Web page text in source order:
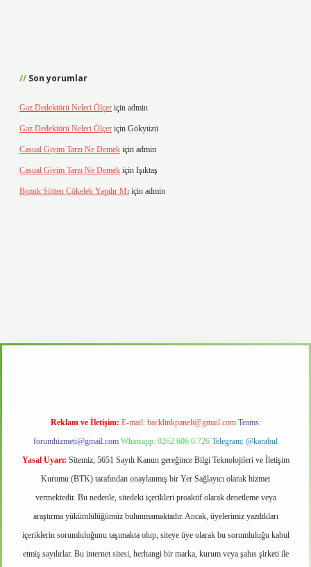
Son yorumlar
Gaz Dedektörü Neleri Ölçer için admin
Gaz Dedektörü Neleri Ölçer için Gökyüzü
Casual Giyim Tarzı Ne Demek için admin
Casual Giyim Tarzı Ne Demek için Işıktaş
Bozuk Sütten Çökelek Yapılır Mı için admin
Reklam ve İletişim: E-mail: backlinkpaneli@gmail.com Teams:
forumhizmeti@gmail.com Whatsapp: 0262 606 0 726 Telegram: @karabul
Yasal Uyarı: Sitemiz, 5651 Sayılı Kanun gereğince Bilgi Teknolojileri ve İletişim
Kurumu (BTK) tarafından onaylanmış bir Yer Sağlayıcı olarak hizmet
vermektedir. Bu nedenle, sitedeki içerikleri proaktif olarak denetleme veya
araştırma yükümlülüğümüz bulunmamaktadır. Ancak, üyelerimiz yazdıkları
içeriklerin sorumluluğunu taşımakta olup, siteye üye olarak bu sorumluluğu kabul
etmiş sayılırlar. Bu internet sitesi, herhangi bir marka, kurum veya şahıs şirketi ile